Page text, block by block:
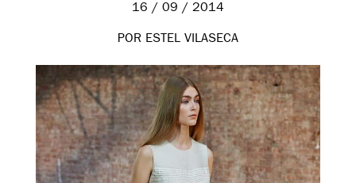
16 / 09 / 2014
POR ESTEL VILASECA